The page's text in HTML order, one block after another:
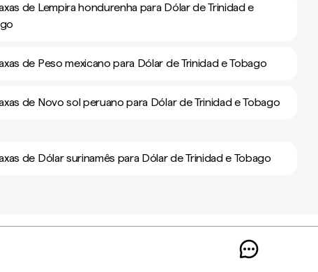
de Lempira hondurenha para Dólar de Trinidad e
de Peso mexicano para Dólar de Trinidad e Tobago
de Novo sol peruano para Dólar de Trinidad e Tobago
de Dólar surinamês para Dólar de Trinidad e Tobago